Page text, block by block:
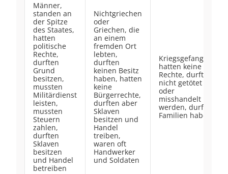
Männer,
standen an
der Spitze
des Staates,
hatten
politische
Rechte,
durften
Grund
besitzen,
mussten
Militärdienst
leisten,
mussten
Steuern
zahlen,
durften
Sklaven
besitzen
und Handel
betreiben
Nichtgriechen
oder
Griechen, die
an einem
fremden Ort
lebten,
durften
keinen Besitz
haben, hatten
keine
Bürgerrechte,
durften aber
Sklaven
besitzen und
Handel
treiben,
waren oft
Handwerker
und Soldaten
Kriegsgefangene,
hatten keine
Rechte, durften
nicht getötet
oder
misshandelt
werden, durften
Familien haben